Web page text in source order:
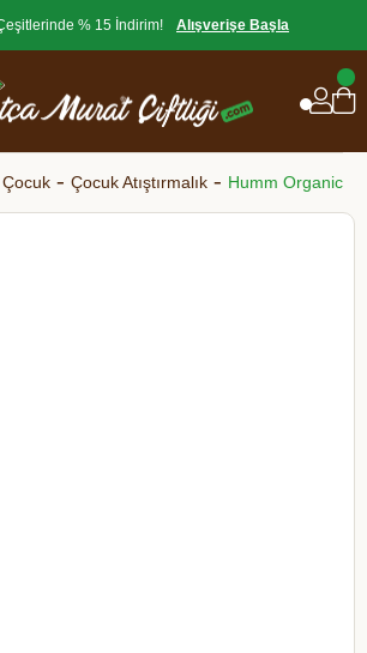
% 15 İndirim! Alışverişe Başla
Çocuk Atıştırmalık Humm Organic